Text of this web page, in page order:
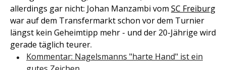
allerdings gar nicht: Johan Manzambi vom SC Freiburg
war auf dem Transfermarkt schon vor dem Turnier
längst kein Geheimtipp mehr - und der 20-Jährige wird
gerade täglich teurer.
Kommentar: Nagelsmanns "harte Hand" ist ein